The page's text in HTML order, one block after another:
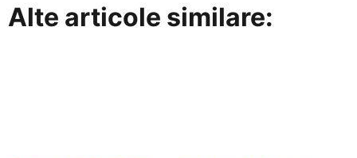
Alte articole similare: